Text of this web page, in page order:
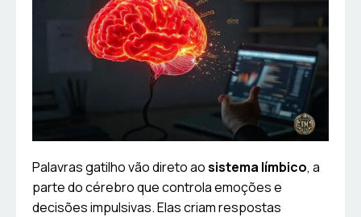
Palavras gatilho vão direto aosistema límbico, a
parte do cérebro que controla emoções e
decisões impulsivas. Elas criam respostas